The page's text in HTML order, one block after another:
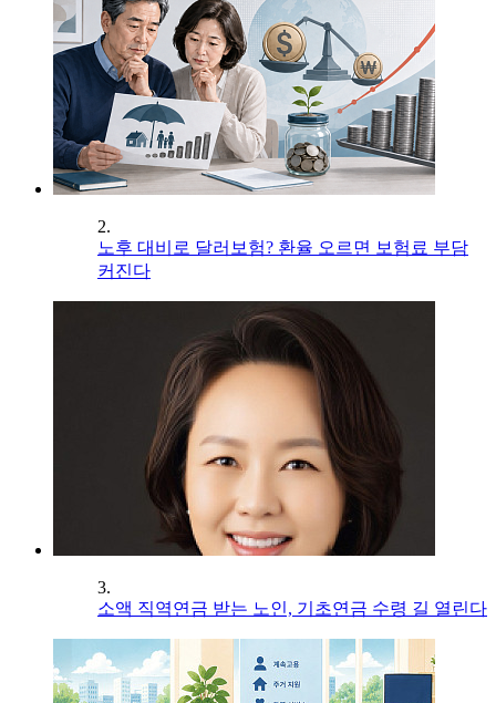
2.
노후 대비로 달러보험? 환율 오르면 보험료 부담
커진다
3.
소액 직역연금 받는 노인, 기초연금 수령 길 열린다